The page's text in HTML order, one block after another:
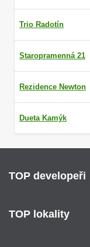
Trio Radotín
Staropramenná 21
Rezidence Newton
Dueta Kamýk
TOP developeři
TOP lokality